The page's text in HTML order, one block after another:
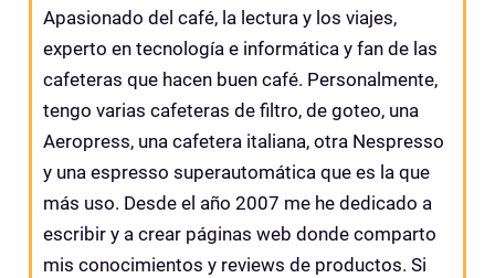
Apasionado del café, la lectura y los viajes,
experto en tecnología e informática y fan de las
cafeteras que hacen buen café. Personalmente,
tengo varias cafeteras de filtro, de goteo, una
Aeropress, una cafetera italiana, otra Nespresso
y una espresso superautomática que es la que
más uso. Desde el año 2007 me he dedicado a
escribir y a crear páginas web donde comparto
mis conocimientos y reviews de productos. Si